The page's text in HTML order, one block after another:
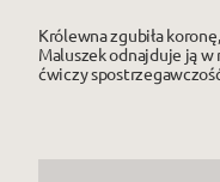
Królewna zgubiła
Maluszek odnajduje ją w
ćwiczy